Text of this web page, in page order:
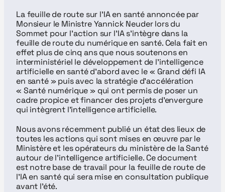
La feuille de route sur l’IA en santé annoncée par
Monsieur le Ministre Yannick Neuder lors du
Sommet pour l’action sur l’IA s’intègre dans la
feuille de route du numérique en santé. Cela fait en
effet plus de cinq ans que nous soutenons en
interministériel le développement de l’intelligence
artificielle en santé d’abord avec le « Grand défi IA
en santé » puis avec la stratégie d'accélération
« Santé numérique » qui ont permis de poser un
cadre propice et financer des projets d’envergure
qui intègrent l'intelligence artificielle.
Nous avons récemment publié un état des lieux de
toutes les actions qui sont mises en œuvre par le
Ministère et les opérateurs du ministère de la Santé
autour de l'intelligence artificielle. Ce document
est notre base de travail pour la feuille de route de
l’IA en santé qui sera mise en consultation publique
avant l’été.